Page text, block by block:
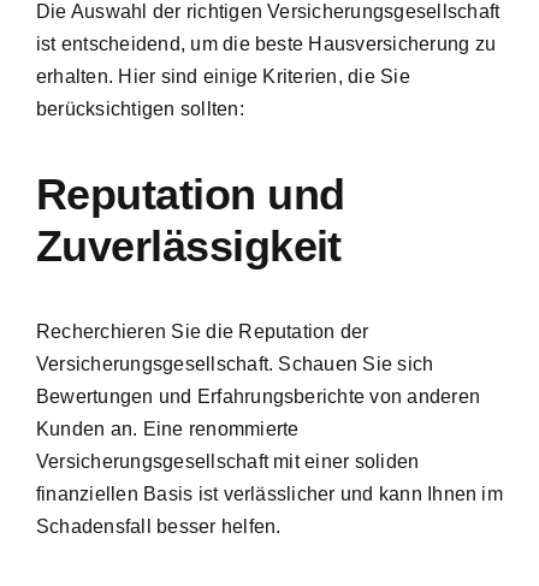
Die Auswahl der richtigen Versicherungsgesellschaft
ist entscheidend, um die beste Hausversicherung zu
erhalten. Hier sind einige Kriterien, die Sie
berücksichtigen sollten:
Reputation und
Zuverlässigkeit
Recherchieren Sie die Reputation der
Versicherungsgesellschaft. Schauen Sie sich
Bewertungen und Erfahrungsberichte von anderen
Kunden an. Eine renommierte
Versicherungsgesellschaft mit einer soliden
finanziellen Basis ist verlässlicher und kann Ihnen im
Schadensfall besser helfen.